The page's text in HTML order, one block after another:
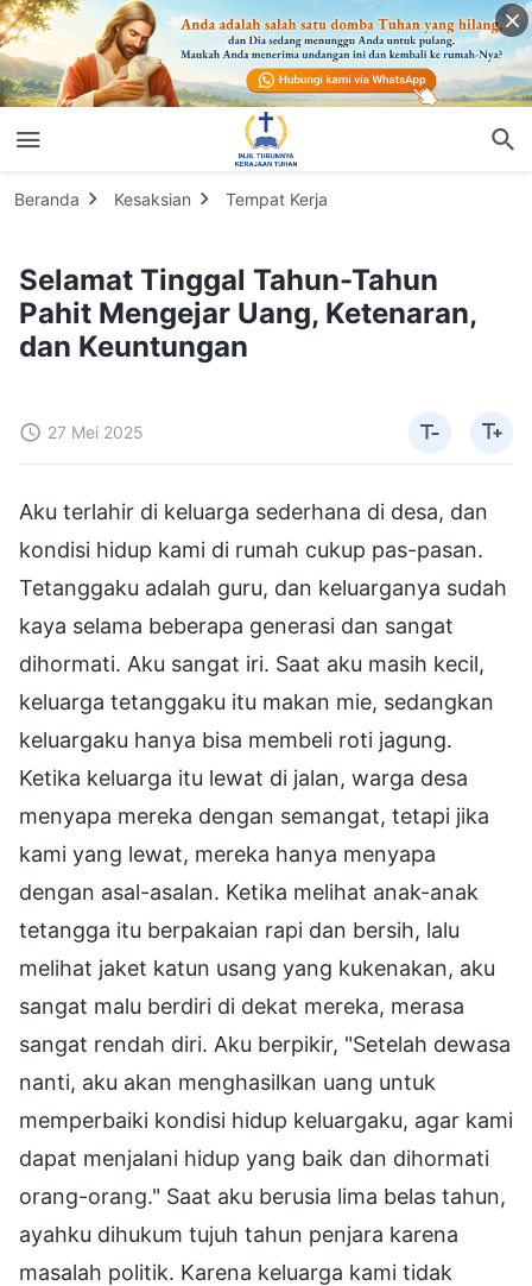
Beranda Kesaksian Tempat Kerja
Selamat Tinggal Tahun-Tahun
Pahit Mengejar Uang, Ketenaran,
dan Keuntungan
27 Mei 2025
Aku terlahir di keluarga sederhana di desa, dan
kondisi hidup kami di rumah cukup pas-pasan.
Tetanggaku adalah guru, dan keluarganya sudah
kaya selama beberapa generasi dan sangat
dihormati. Aku sangat iri. Saat aku masih kecil,
keluarga tetanggaku itu makan mie, sedangkan
keluargaku hanya bisa membeli roti jagung.
Ketika keluarga itu lewat di jalan, warga desa
menyapa mereka dengan semangat, tetapi jika
kami yang lewat, mereka hanya menyapa
dengan asal-asalan. Ketika melihat anak-anak
tetangga itu berpakaian rapi dan bersih, lalu
melihat jaket katun usang yang kukenakan, aku
sangat malu berdiri di dekat mereka, merasa
sangat rendah diri. Aku berpikir, "Setelah dewasa
nanti, aku akan menghasilkan uang untuk
memperbaiki kondisi hidup keluargaku, agar kami
dapat menjalani hidup yang baik dan dihormati
orang-orang." Saat aku berusia lima belas tahun,
ayahku dihukum tujuh tahun penjara karena
masalah politik. Karena keluarga kami tidak